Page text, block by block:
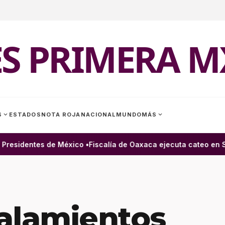
PRIMERA
expand_more ESTADOS NOTA ROJA NACIONAL MUNDOMÁS expand_more
de México •Fiscalía de Oaxaca ejecuta cateo en